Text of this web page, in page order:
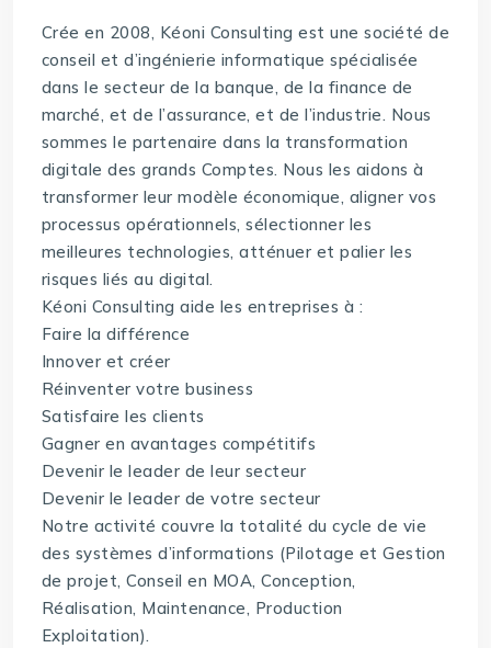
Crée en 2008, Kéoni Consulting est une société de
conseil et d’ingénierie informatique spécialisée
dans le secteur de la banque, de la finance de
marché, et de l’assurance, et de l’industrie. Nous
sommes le partenaire dans la transformation
digitale des grands Comptes. Nous les aidons à
transformer leur modèle économique, aligner vos
processus opérationnels, sélectionner les
meilleures technologies, atténuer et palier les
risques liés au digital.
Kéoni Consulting aide les entreprises à :
Faire la différence
Innover et créer
Réinventer votre business
Satisfaire les clients
Gagner en avantages compétitifs
Devenir le leader de leur secteur
Devenir le leader de votre secteur
Notre activité couvre la totalité du cycle de vie
des systèmes d’informations (Pilotage et Gestion
de projet, Conseil en MOA, Conception,
Réalisation, Maintenance, Production
Exploitation).